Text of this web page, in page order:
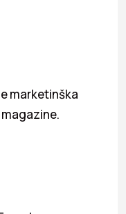
marketinška